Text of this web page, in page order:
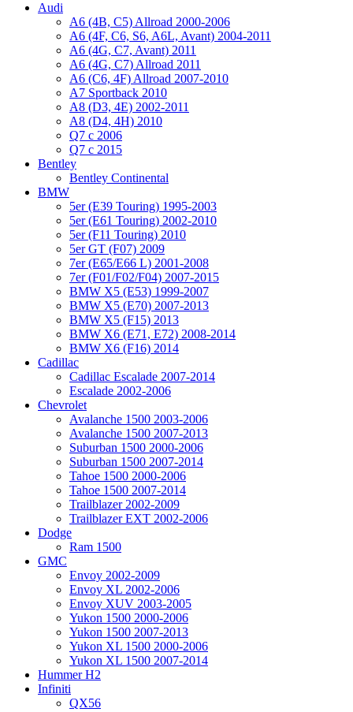
Audi
A6 (4B, C5) Allroad 2000-2006
A6 (4F, C6, S6, A6L, Avant) 2004-2011
A6 (4G, C7, Avant) 2011
A6 (4G, C7) Allroad 2011
A6 (C6, 4F) Allroad 2007-2010
A7 Sportback 2010
A8 (D3, 4E) 2002-2011
A8 (D4, 4H) 2010
Q7 с 2006
Q7 с 2015
Bentley
Bentley Continental
BMW
5er (E39 Touring) 1995-2003
5er (E61 Touring) 2002-2010
5er (F11 Touring) 2010
5er GT (F07) 2009
7er (E65/E66 L) 2001-2008
7er (F01/F02/F04) 2007-2015
BMW X5 (E53) 1999-2007
BMW X5 (E70) 2007-2013
BMW X5 (F15) 2013
BMW X6 (E71, E72) 2008-2014
BMW X6 (F16) 2014
Cadillac
Cadillac Escalade 2007-2014
Escalade 2002-2006
Chevrolet
Avalanche 1500 2003-2006
Avalanche 1500 2007-2013
Suburban 1500 2000-2006
Suburban 1500 2007-2014
Tahoe 1500 2000-2006
Tahoe 1500 2007-2014
Trailblazer 2002-2009
Trailblazer EXT 2002-2006
Dodge
Ram 1500
GMC
Envoy 2002-2009
Envoy XL 2002-2006
Envoy XUV 2003-2005
Yukon 1500 2000-2006
Yukon 1500 2007-2013
Yukon XL 1500 2000-2006
Yukon XL 1500 2007-2014
Hummer H2
Infiniti
QX56